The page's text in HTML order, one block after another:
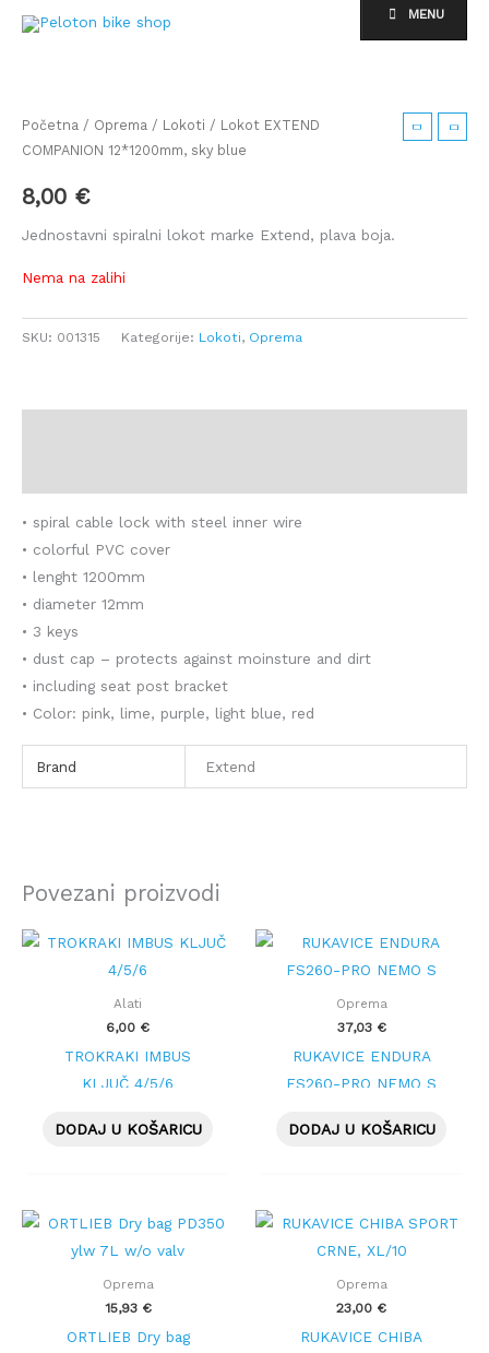
Skip
MENU
Početna / Oprema / Lokoti / Lokot EXTEND
COMPANION 12*1200mm, sky blue
8,00 €
Jednostavni spiralni lokot marke Extend, plava boja.
Nema na zalihi
SKU: 001315 Kategorije: Lokoti, Oprema
• spiral cable lock with steel inner wire
• colorful PVC cover
• lenght 1200mm
• diameter 12mm
• 3 keys
• dust cap – protects against moinsture and dirt
• including seat post bracket
• Color: pink, lime, purple, light blue, red
Brand Extend
Povezani proizvodi
Alati
6,00 €
TROKRAKI IMBUS
KLJUČ 4/5/6
DODAJ U KOŠARICU
Oprema
37,03 €
RUKAVICE ENDURA
FS260-PRO NEMO S
DODAJ U KOŠARICU
Oprema
15,93 €
ORTLIEB Dry bag
Oprema
23,00 €
RUKAVICE CHIBA